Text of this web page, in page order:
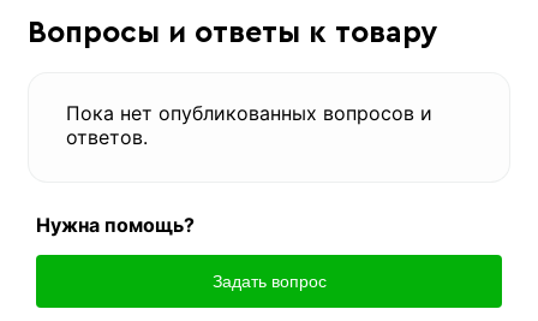
Вопросы и ответы к товару
Пока нет опубликованных вопросов и
ответов.
Нужна помощь?
Задать вопрос